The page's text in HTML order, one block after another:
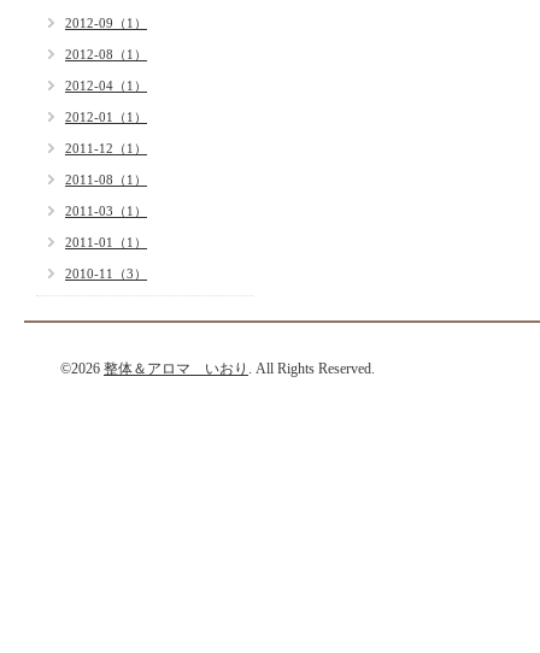
2012-09（1）
2012-08（1）
2012-04（1）
2012-01（1）
2011-12（1）
2011-08（1）
2011-03（1）
2011-01（1）
2010-11（3）
©2026 整体＆アロマ いおり . All Rights Reserved.